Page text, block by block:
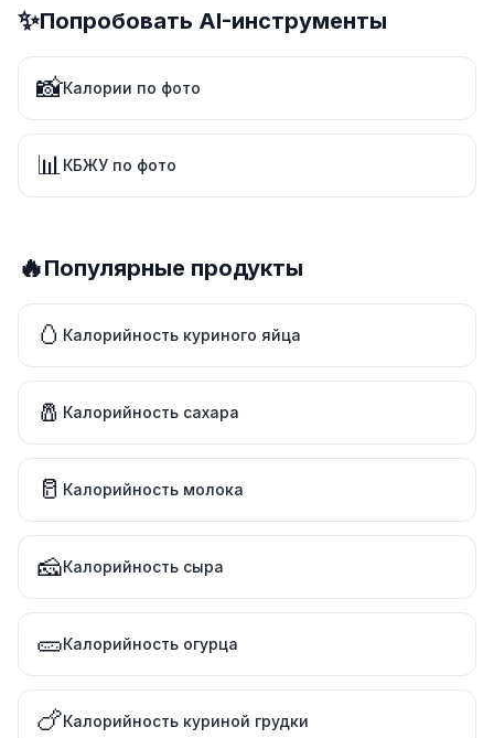
✨Попробовать AI-инструменты
📸Калории по фото
📊КБЖУ по фото
🔥Популярные продукты
🥚 Калорийность куриного яйца
🧂 Калорийность сахара
🥛 Калорийность молока
🧀Калорийность сыра
🥒Калорийность огурца
🍗Калорийность куриной грудки